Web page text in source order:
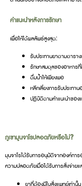
คำแนะนำหลังการรักษา
เพื่อให้ได้ผลลัพธ์สูงสุด:
รับประทานยาตามตารา
รักษาสมดุลของอาหาร
ดื่มน้ำให้เพียงพอ
หลีกเลี่ยงการรับประทา
ปฏิบัติตามคำแนะนำของ
ภูเขามูนจาโรปลอดภัยหรือไม่?
มุนจาโรได้รับการอนุมัติจากองค์กา
ความปลอดภัยเมื่อได้รับการสั่งจ่าย
ยาที่ต้องมีใบสั่งแพทย์เท่านั้น